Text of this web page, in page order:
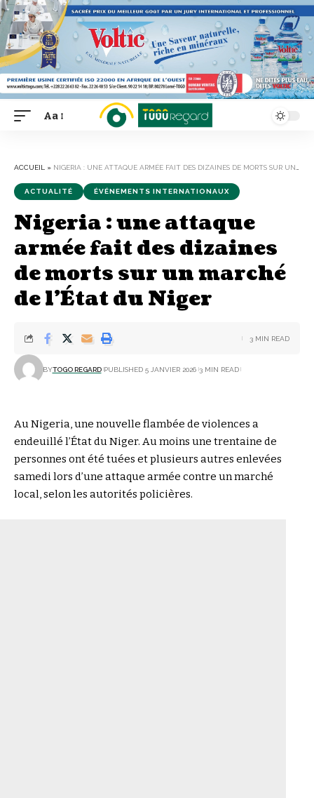
Font
Aa
ACCUEIL » NIGERIA : UNE ATTAQUE ARMÉE FAIT DES DIZAINES DE MORTS SUR UN MARCHÉ DE L’ÉTAT DU NIGER
ACTUALITÉ ÉVÉNEMENTS INTERNATIONAUX
Nigeria : une attaque
armée fait des dizaines
de morts sur un marché
de l’État du Niger
BYTOGO REGARD PUBLISHED 5 JANVIER 2026 3 MIN READ
3 MIN READ
Au Nigeria, une nouvelle flambée de violences a
endeuillé l’État du Niger. Au moins une trentaine de
personnes ont été tuées et plusieurs autres enlevées
samedi lors d’une attaque armée contre un marché
local, selon les autorités policières.